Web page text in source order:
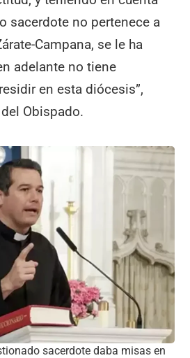
sacerdote no pertenece a
Campana, se le ha
adelante no tiene
en esta diócesis”,
Obispado.
sacerdote daba misas en